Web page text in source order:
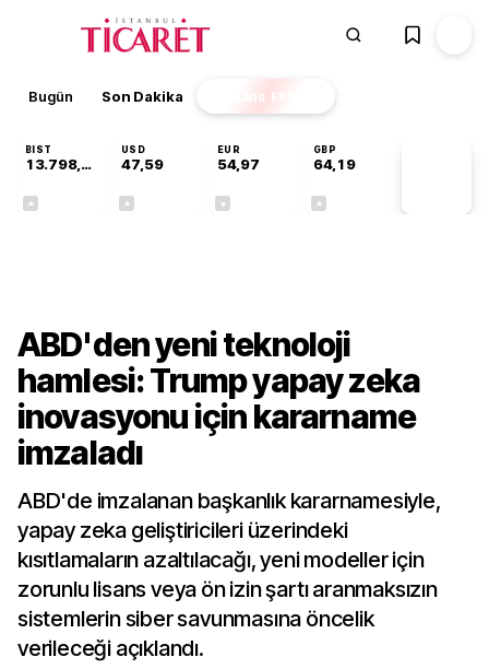
Bugün Son Dakika Finans EKSTRA
BIST
13.798,82
USD
47,59
EUR
54,97
GBP
64,19
ABD'den yeni teknoloji
hamlesi: Trump yapay zeka
inovasyonu için kararname
imzaladı
ABD'de imzalanan başkanlık kararnamesiyle,
yapay zeka geliştiricileri üzerindeki
kısıtlamaların azaltılacağı, yeni modeller için
zorunlu lisans veya ön izin şartı aranmaksızın
sistemlerin siber savunmasına öncelik
verileceği açıklandı.